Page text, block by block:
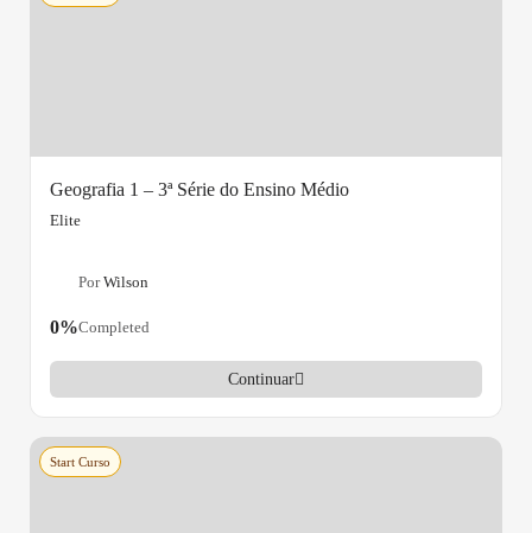
Geografia 1 – 3ª Série do Ensino Médio
Elite
PorWilson
0%Completed
Continuar
Start Curso